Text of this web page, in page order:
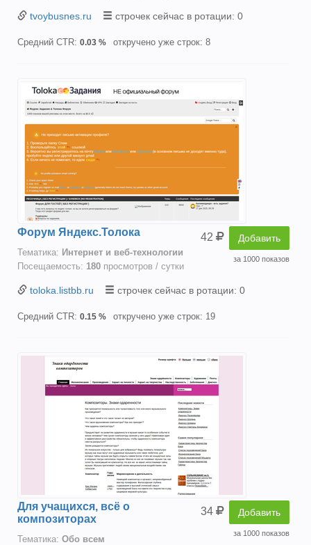
tvoybusnes.ru строчек сейчас в ротации: 0
Средний CTR: 0.03 % откручено уже строк: 8
42 Добавить
за 1000 показов
Форум Яндекс.Толока
Тематика: Интернет и веб-технологии
Посещаемость: 180 просмотров / сутки
toloka.listbb.ru строчек сейчас в ротации: 0
Средний CTR: 0.15 % откручено уже строк: 19
34 Добавить
за 1000 показов
Для учащихся, всё о
композиторах
Тематика: Oбо всем